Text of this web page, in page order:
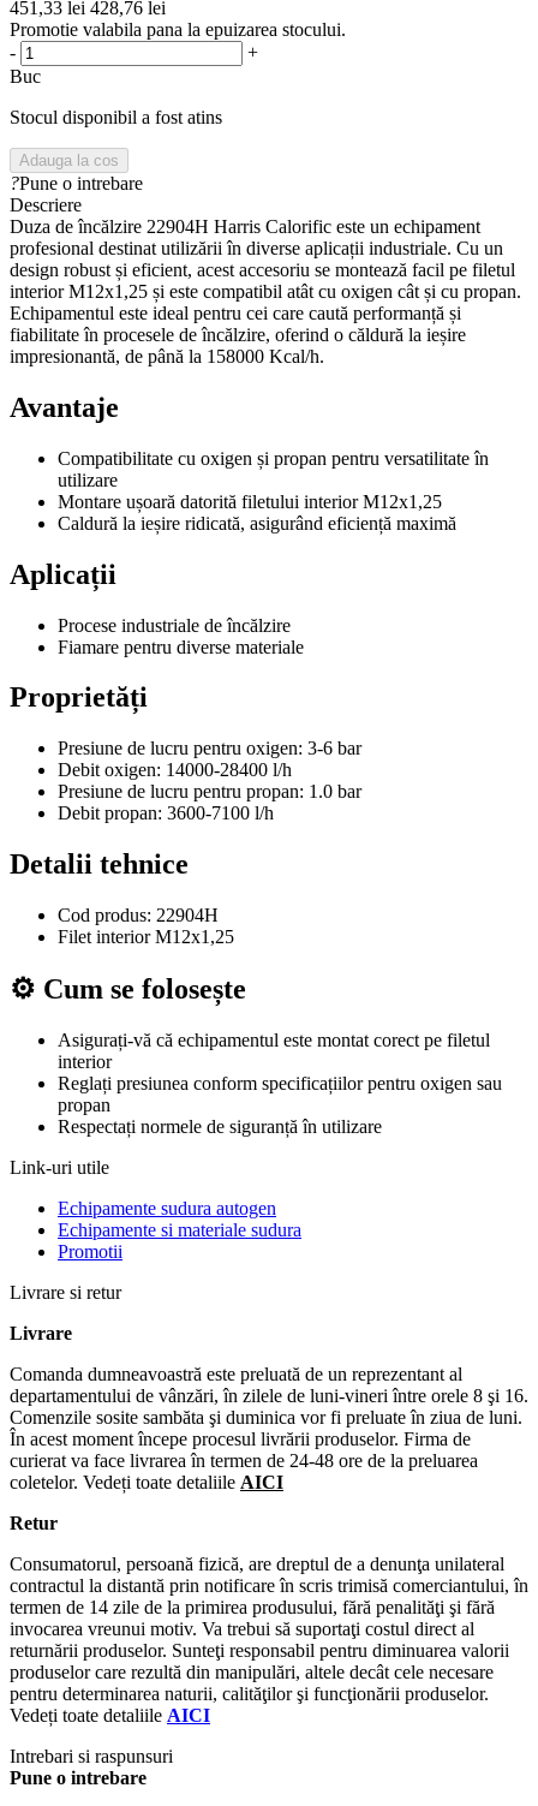
451,33 lei 428,76 lei
Promotie valabila pana la epuizarea stocului.
-
+
Buc
Stocul disponibil a fost atins
Adauga la cos
?Pune o intrebare
Descriere
Duza de încălzire 22904H Harris Calorific este un echipament
profesional destinat utilizării în diverse aplicații industriale. Cu un
design robust și eficient, acest accesoriu se montează facil pe filetul
interior M12x1,25 și este compatibil atât cu oxigen cât și cu propan.
Echipamentul este ideal pentru cei care caută performanță și
fiabilitate în procesele de încălzire, oferind o căldură la ieșire
impresionantă, de până la 158000 Kcal/h.
Avantaje
Compatibilitate cu oxigen și propan pentru versatilitate în
utilizare
Montare ușoară datorită filetului interior M12x1,25
Caldură la ieșire ridicată, asigurând eficiență maximă
Aplicații
Procese industriale de încălzire
Fiamare pentru diverse materiale
Proprietăți
Presiune de lucru pentru oxigen: 3-6 bar
Debit oxigen: 14000-28400 l/h
Presiune de lucru pentru propan: 1.0 bar
Debit propan: 3600-7100 l/h
Detalii tehnice
Cod produs: 22904H
Filet interior M12x1,25
⚙️ Cum se folosește
Asigurați-vă că echipamentul este montat corect pe filetul
interior
Reglați presiunea conform specificațiilor pentru oxigen sau
propan
Respectați normele de siguranță în utilizare
Link-uri utile
Echipamente sudura autogen
Echipamente si materiale sudura
Promotii
Livrare si retur
Livrare
Comanda dumneavoastră este preluată de un reprezentant al
departamentului de vânzări, în zilele de luni-vineri între orele 8 şi 16.
Comenzile sosite sambăta şi duminica vor fi preluate în ziua de luni.
În acest moment începe procesul livrării produselor. Firma de
curierat va face livrarea în termen de 24-48 ore de la preluarea
coletelor. Vedeți toate detaliile AICI
Retur
Consumatorul, persoană fizică, are dreptul de a denunţa unilateral
contractul la distantă prin notificare în scris trimisă comerciantului, în
termen de 14 zile de la primirea produsului, fără penalităţi şi fără
invocarea vreunui motiv. Va trebui să suportaţi costul direct al
returnării produselor. Sunteţi responsabil pentru diminuarea valorii
produselor care rezultă din manipulări, altele decât cele necesare
pentru determinarea naturii, calităţilor şi funcţionării produselor.
Vedeți toate detaliile AICI
Intrebari si raspunsuri
Pune o intrebare